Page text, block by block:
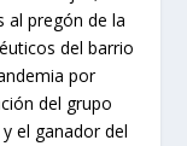
al pregón de la
del barrio
por
del grupo
el ganador del